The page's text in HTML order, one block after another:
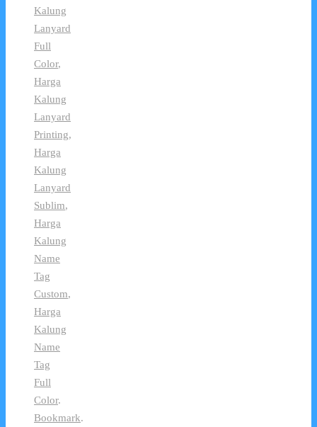
Kalung
Lanyard
Full
Color,
Harga
Kalung
Lanyard
Printing,
Harga
Kalung
Lanyard
Sublim,
Harga
Kalung
Name
Tag
Custom,
Harga
Kalung
Name
Tag
Full
Color.
Bookmark.